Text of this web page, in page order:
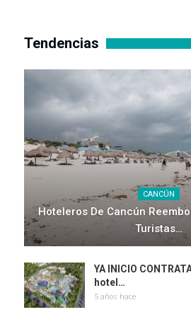
Tendencias
CANCÚN
Hoteleros De Cancún
Turistas…
YA INICIO
hotel…
5 años hace